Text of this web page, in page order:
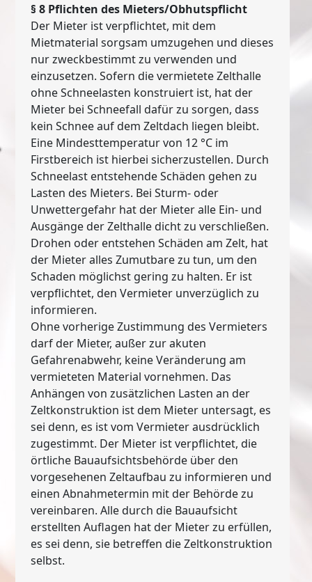
§ 8 Pflichten des Mieters/Obhutspflicht
Der Mieter ist verpflichtet, mit dem
Mietmaterial sorgsam umzugehen und dieses
nur zweckbestimmt zu verwenden und
einzusetzen. Sofern die vermietete Zelthalle
ohne Schneelasten konstruiert ist, hat der
Mieter bei Schneefall dafür zu sorgen, dass
kein Schnee auf dem Zeltdach liegen bleibt.
Eine Mindesttemperatur von 12 °C im
Firstbereich ist hierbei sicherzustellen. Durch
Schneelast entstehende Schäden gehen zu
Lasten des Mieters. Bei Sturm- oder
Unwettergefahr hat der Mieter alle Ein- und
Ausgänge der Zelthalle dicht zu verschließen.
Drohen oder entstehen Schäden am Zelt, hat
der Mieter alles Zumutbare zu tun, um den
Schaden möglichst gering zu halten. Er ist
verpflichtet, den Vermieter unverzüglich zu
informieren.
Ohne vorherige Zustimmung des Vermieters
darf der Mieter, außer zur akuten
Gefahrenabwehr, keine Veränderung am
vermieteten Material vornehmen. Das
Anhängen von zusätzlichen Lasten an der
Zeltkonstruktion ist dem Mieter untersagt, es
sei denn, es ist vom Vermieter ausdrücklich
zugestimmt. Der Mieter ist verpflichtet, die
örtliche Bauaufsichtsbehörde über den
vorgesehenen Zeltaufbau zu informieren und
einen Abnahmetermin mit der Behörde zu
vereinbaren. Alle durch die Bauaufsicht
erstellten Auflagen hat der Mieter zu erfüllen,
es sei denn, sie betreffen die Zeltkonstruktion
selbst.